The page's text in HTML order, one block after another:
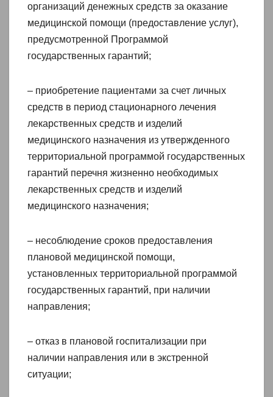
организаций денежных средств за оказание
медицинской помощи (предоставление услуг),
предусмотренной Программой
государственных гарантий;
– приобретение пациентами за счет личных
средств в период стационарного лечения
лекарственных средств и изделий
медицинского назначения из утвержденного
территориальной программой государственных
гарантий перечня жизненно необходимых
лекарственных средств и изделий
медицинского назначения;
– несоблюдение сроков предоставления
плановой медицинской помощи,
установленных территориальной программой
государственных гарантий, при наличии
направления;
– отказ в плановой госпитализации при
наличии направления или в экстренной
ситуации;